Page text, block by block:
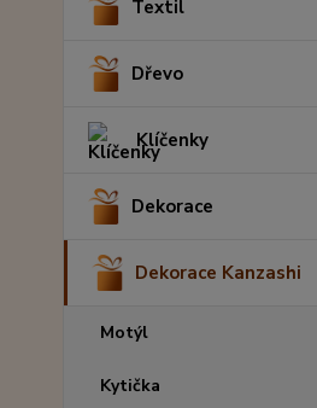
Textil
Dřevo
Klíčenky
Dekorace
Dekorace Kanzashi
Motýl
Kytička